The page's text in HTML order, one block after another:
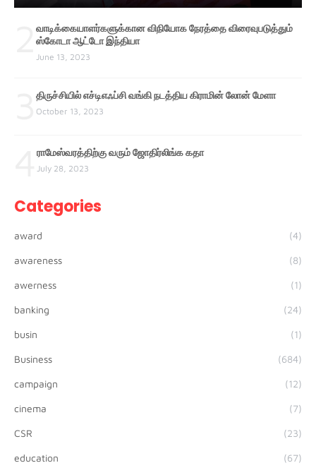
வாடிக்கையாளர்களுக்கான விநியோக நேரத்தை விரைவுபடுத்தும்
ஸ்கோடா ஆட்டோ இந்தியா
June 13, 2023
திருச்சியில் எச்டிஎஃப்சி வங்கி நடத்திய கிராமின் லோன் மேளா
October 13, 2023
ராமேஸ்வரத்திற்கு வரும் ஜோதிர்லிங்க கதா
July 28, 2023
Categories
award (4)
awareness (8)
awerness (1)
banking (24)
busin (1)
Business (684)
campaign (12)
cinema (7)
CSR (23)
education (67)